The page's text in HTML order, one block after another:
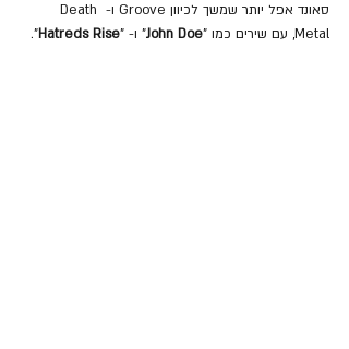
סאונד אפל יותר שמשך לכיוון Groove ו- Death
Metal, עם שירים כמו "
John Doe" ו- "Hatreds Rise
".